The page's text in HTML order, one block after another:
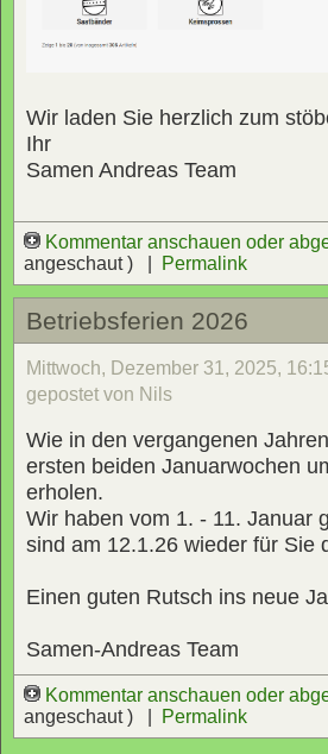
Wir laden Sie herzlich zum
Ihr
Samen Andreas Team
Kommentar anschauen oder
angeschaut ) |
Permalink
Betriebsferien 2026
Mittwoch, Dezember 31, 2025,
gepostet von Nils
Wie in den vergangenen
ersten beiden Januarwochen
erholen.
Wir haben vom 1. - 11. Januar
sind am 12.1.26 wieder für Sie
Einen guten Rutsch ins neue
Samen-Andreas Team
Kommentar anschauen oder
angeschaut ) |
Permalink